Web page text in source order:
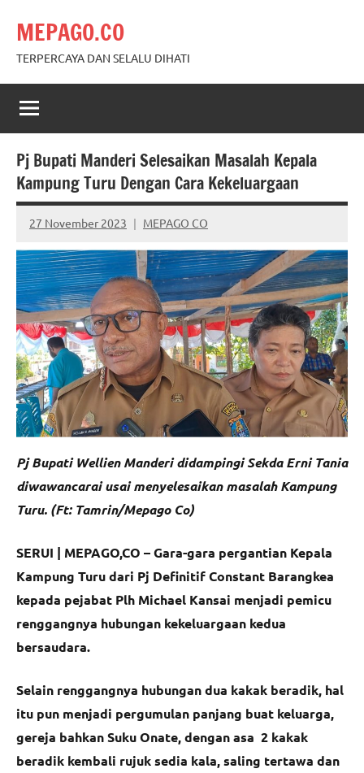
content
MEPAGO.CO
TERPERCAYA DAN SELALU DIHATI
Pj Bupati Manderi Selesaikan Masalah Kepala
Kampung Turu Dengan Cara Kekeluargaan
27 November 2023 MEPAGO CO
No
comments
Pj Bupati Wellien Manderi didampingi Sekda Erni Tania
diwawancarai usai menyelesaikan masalah Kampung
Turu. (Ft: Tamrin/Mepago Co)
SERUI | MEPAGO,CO – Gara-gara pergantian Kepala
Kampung Turu dari Pj Definitif Constant Barangkea
kepada pejabat Plh Michael Kansai menjadi pemicu
renggangnya hubungan kekeluargaan kedua
bersaudara.
Selain renggangnya hubungan dua kakak beradik, hal
itu pun menjadi pergumulan panjang buat keluarga,
gereja bahkan Suku Onate, dengan asa 2 kakak
beradik kembali rujuk sedia kala, saling tertawa dan